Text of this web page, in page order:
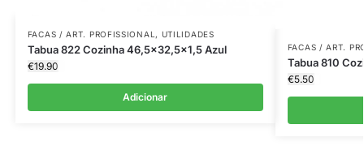
FACAS / ART. PROFISSIONAL , UTILIDADES
Tabua 822 Cozinha 46,5×32,5×1,5 Azul
€19.90
Adicionar
FACAS / ART.
Tabua 810
€5.50